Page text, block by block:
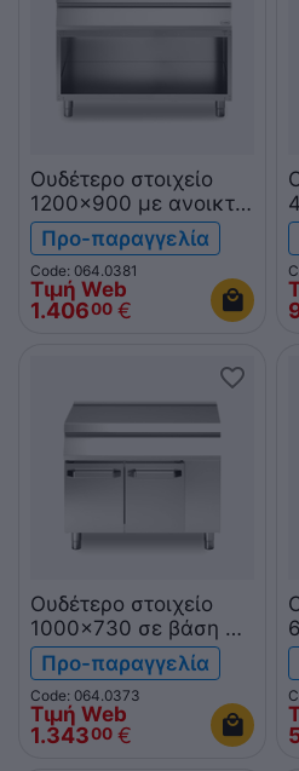
Ουδέτερο στοιχείο
1200x900 με ανοικτή
βάση R90/120PLN/A
ROC900
Προ-παραγγελία
Code: 064.0381
Τιμή Web
1.40600 €
Ουδέτερο στοιχείο
1000x730 σε βάση με
2 πόρτες
R70/100PLN/P
ROC700
Προ-παραγγελία
Code: 064.0373
Τιμή Web
1.34300 €